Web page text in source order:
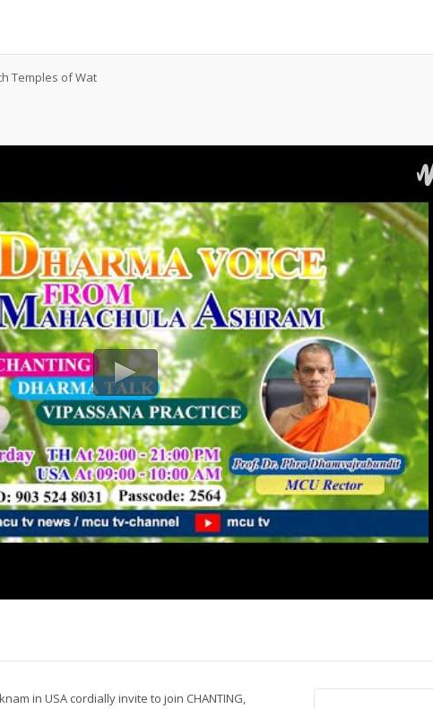
Temples of Wat
ความยินดี
Most Ven Dr. Thch Quang
Ba, Australia
in USA cordially invite to join CHANTING,